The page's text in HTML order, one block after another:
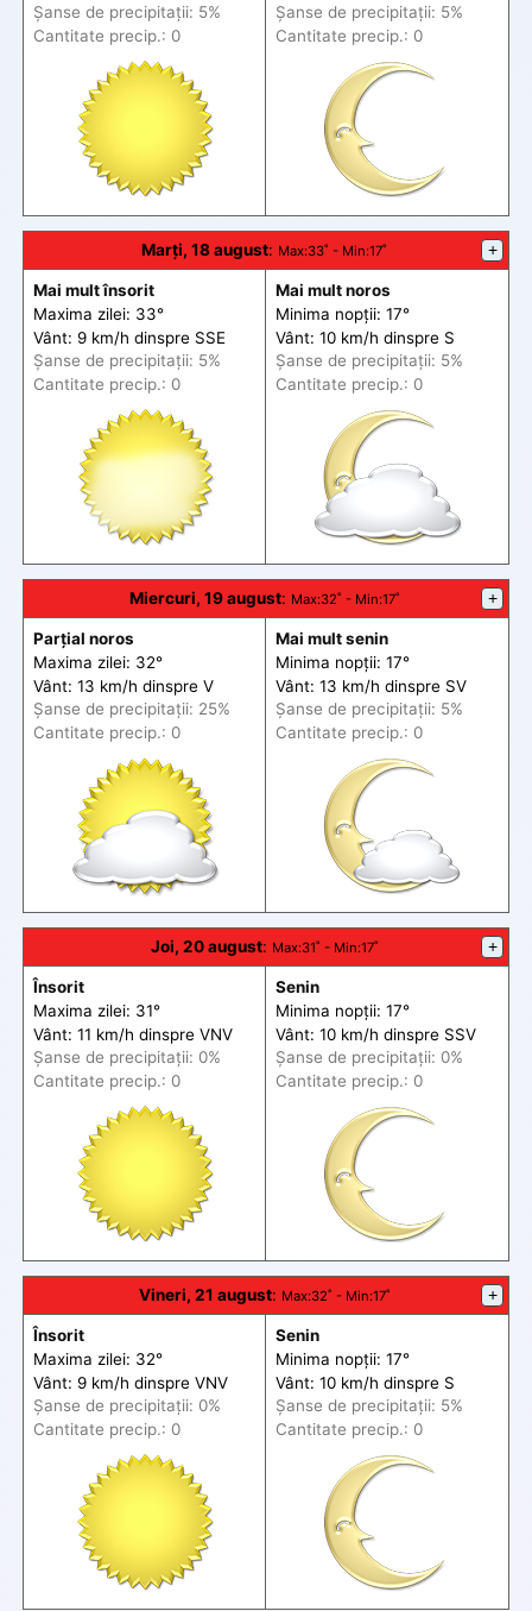
Șanse de precipitații: 5%
Cantitate precip.: 0
Șanse de precipitații: 5%
Cantitate precip.: 0
Marți, 18 august: Max:33˚ - Min:17˚ +
Mai mult însorit
Maxima zilei: 33°
Vânt: 9 km/h dinspre SSE
Șanse de precipitații: 5%
Cantitate precip.: 0
Mai mult noros
Minima nopții: 17°
Vânt: 10 km/h dinspre S
Șanse de precipitații: 5%
Cantitate precip.: 0
Miercuri, 19 august: Max:32˚ - Min:17˚ +
Parțial noros
Maxima zilei: 32°
Vânt: 13 km/h dinspre V
Șanse de precipitații: 25%
Cantitate precip.: 0
Mai mult senin
Minima nopții: 17°
Vânt: 13 km/h dinspre SV
Șanse de precipitații: 5%
Cantitate precip.: 0
Joi, 20 august: Max:31˚ - Min:17˚ +
Însorit
Maxima zilei: 31°
Vânt: 11 km/h dinspre VNV
Șanse de precipitații: 0%
Cantitate precip.: 0
Senin
Minima nopții: 17°
Vânt: 10 km/h dinspre SSV
Șanse de precipitații: 0%
Cantitate precip.: 0
Vineri, 21 august: Max:32˚ - Min:17˚ +
Însorit
Maxima zilei: 32°
Vânt: 9 km/h dinspre VNV
Șanse de precipitații: 0%
Cantitate precip.: 0
Senin
Minima nopții: 17°
Vânt: 10 km/h dinspre S
Șanse de precipitații: 5%
Cantitate precip.: 0